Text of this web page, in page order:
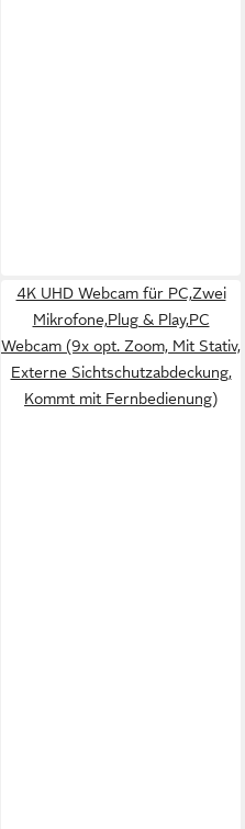
4K UHD Webcam für PC,Zwei
Mikrofone,Plug & Play,PC
Webcam (9x opt. Zoom, Mit Stativ,
Externe Sichtschutzabdeckung,
Kommt mit Fernbedienung)